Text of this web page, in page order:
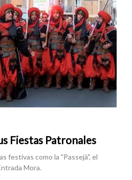
Fiestas Patronales
festivas como la "Passejà", el
Mora.